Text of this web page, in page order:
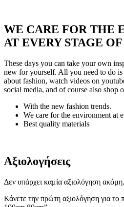
WE CARE FOR THE
AT EVERY STAGE
These days you can take your own
new for yourself. All you need to do is
about fashion, watch videos on
social media, and of course also shop
With the new fashion trends.
We care for the environment at
Best quality materials
Αξιολογήσεις
Δεν υπάρχει καμία αξιολόγηση ακόμη.
Κάνετε την πρώτη αξιολόγηση για